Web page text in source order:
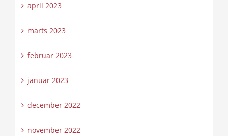
april 2023
marts 2023
februar 2023
januar 2023
december 2022
november 2022